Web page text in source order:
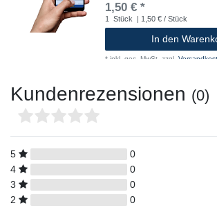
1,50 € *
1 Stück | 1,50 € / Stück
In den
* inkl. ges. MwSt. zzgl.
Kundenrezensionen (0)
5
0
4
0
3
0
2
0